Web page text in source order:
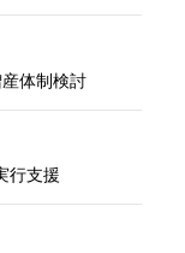
体制検討
行支援